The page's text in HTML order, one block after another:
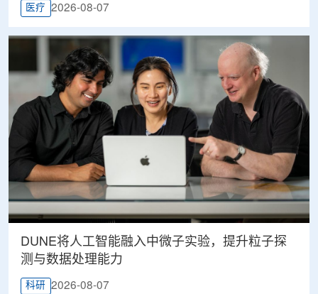
医疗 2026-08-07
DUNE将人工智能融入中微子实验，提升粒子探
测与数据处理能力
科研 2026-08-07